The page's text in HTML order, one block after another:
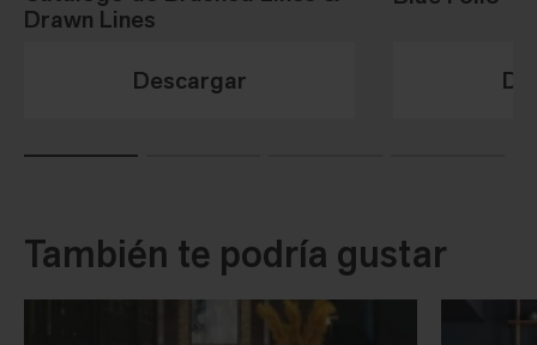
Drawn Lines
Descargar
También te podría gustar